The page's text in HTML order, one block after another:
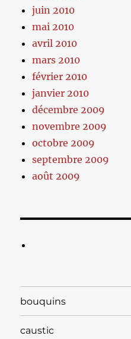
juin 2010
mai 2010
avril 2010
mars 2010
février 2010
janvier 2010
décembre 2009
novembre 2009
octobre 2009
septembre 2009
août 2009
bouquins
caustic